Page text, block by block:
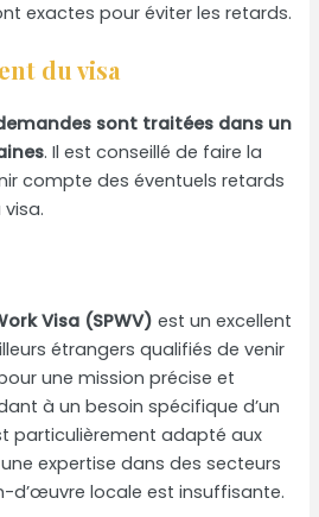
exactes pour éviter les retards.
du visa
sont traitées dans un
. Il est conseillé de faire la
compte des éventuels retards
Visa (SPWV) est un excellent
étrangers qualifiés de venir
une mission précise et
à un besoin spécifique d’un
particulièrement adapté aux
expertise dans des secteurs
d’œuvre locale est insuffisante.